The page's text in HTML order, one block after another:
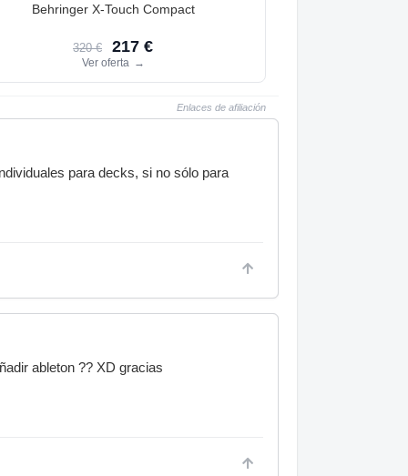
Behringer X-Touch Compact
320 € 217 €
Ver oferta →
Enlaces de afiliación
para decks, si no sólo para
ableton ?? XD gracias